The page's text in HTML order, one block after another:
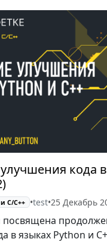
кода
С/C++ •test•25 Декабрь
посвящена
в языках Python и